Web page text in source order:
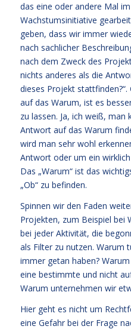
das eine oder andere Mal
Wachstumsinitiative
geben, dass wir immer
nach sachlicher
nach dem Zweck des
nichts anderes als die
dieses Projekt
auf das Warum, ist es
zu lassen. Ja, ich weiß, man
Antwort auf das Warum
wird man sehr wohl
Antwort oder um ein
Das „Warum“ ist das
„Ob“ zu befinden.
Spinnen wir den Faden
Projekten, zum Beispiel bei
bei jeder Aktivität, die
als Filter zu nutzen. Warum
immer getan haben?
eine bestimmte und nicht
Warum unternehmen wir
Hier geht es nicht um
eine Gefahr bei der Frage